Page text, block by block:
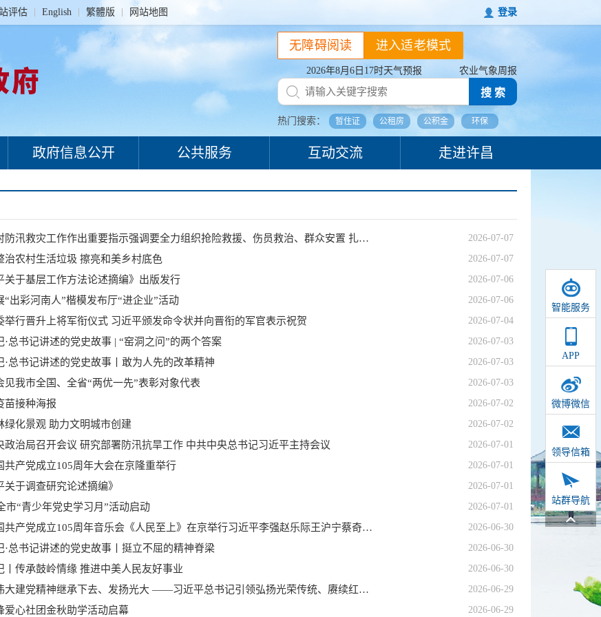
评估 English 繁體版 网站地图 登录
2026年8月6日17时天气预报 农业气象周报
搜 索
热门搜索： 暂住证 公租房 公积金 环保
进入适老模式
无障碍阅读
政府信息公开 公共服务 互动交流 走进许昌
智能服务
APP
微博微信
领导信箱
站群导航
习近平对防汛救灾工作作出重要指示强调要全力组织抢险救援、伤员救治、群众安置 扎实做好防灾救灾各项工作 确保人民群众生命财产安全 2026-07-07
治农村生活垃圾 擦亮和美乡村底色 2026-07-07
关于基层工作方法论述摘编》出版发行 2026-07-06
“出彩河南人”楷模发布厅“进企业”活动 2026-07-06
举行晋升上将军衔仪式 习近平颁发命令状并向晋衔的军官表示祝贺 2026-07-04
·总书记讲述的党史故事 | “窑洞之问”的两个答案 2026-07-03
·总书记讲述的党史故事丨敢为人先的改革精神 2026-07-03
见我市全国、全省“两优一先”表彰对象代表 2026-07-03
苗接种海报 2026-07-02
绿化景观 助力文明城市创建 2026-07-02
政治局召开会议 研究部署防汛抗旱工作 中共中央总书记习近平主持会议 2026-07-01
共产党成立105周年大会在京隆重举行 2026-07-01
关于调查研究论述摘编》 2026-07-01
市“青少年党史学习月”活动启动 2026-07-01
庆祝中国共产党成立105周年音乐会《人民至上》在京举行习近平李强赵乐际王沪宁蔡奇丁薛祥李希韩正出席观看 2026-06-30
·总书记讲述的党史故事丨挺立不屈的精神脊梁 2026-06-30
丨传承鼓岭情缘 推进中美人民友好事业 2026-06-30
永远把伟大建党精神继承下去、发扬光大 ——习近平总书记引领弘扬光荣传统、赓续红色血脉 2026-06-29
爱心社团金秋助学活动启幕 2026-06-29